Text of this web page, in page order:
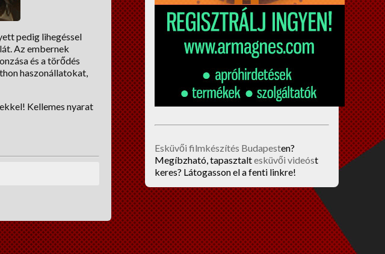
pedig lihegéssel
Az embernek
és a törődés
haszonállatokat,
Kellemes nyarat
Esküvői filmkészítés Budapesten?
Megíbzható, tapasztaltesküvői videóst
keres? Látogasson el a fenti linkre!